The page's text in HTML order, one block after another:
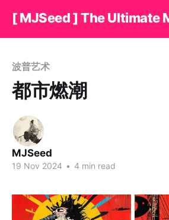
[ MJSeed ] The Ultimate
波普艺术
都市燃潮
MJSeed
19 Nov 2024 • 4 min read